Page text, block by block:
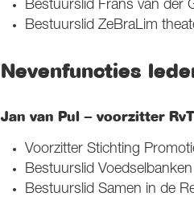
Bestuurslid Frans van der
Bestuurslid ZeBraLim
Nevenfuncties
Jan van Pul – voorzitter RvT
Voorzitter Stichting
Bestuurslid
Bestuurslid Samen in de